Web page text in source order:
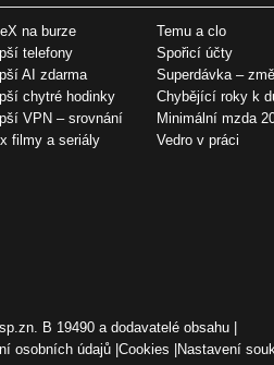
na burze
telefony
AI zdarma
chytré hodinky
VPN – srovnání
filmy a seriály
Temu a clo
Spořicí účty
Superdávka –
Chybějící roky k
Minimální mzda
Vedro v práci
B 19490 a dodavatelé obsahu
osobních údajů Cookies Nastavení